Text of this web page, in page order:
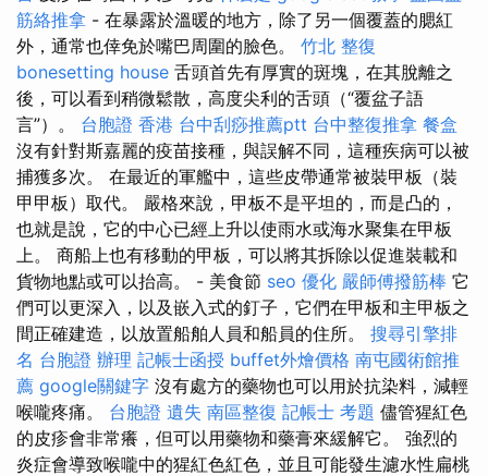
筋絡推拿 - 在暴露於溫暖的地方，除了另一個覆蓋的腮紅
外，通常也倖免於嘴巴周圍的臉色。 竹北 整復
bonesetting house 舌頭首先有厚實的斑塊，在其脫離之
後，可以看到稍微鬆散，高度尖利的舌頭（“覆盆子語
言”）。 台胞證 香港 台中刮痧推薦ptt 台中整復推拿 餐盒
沒有針對斯嘉麗的疫苗接種，與誤解不同，這種疾病可以被
捕獲多次。 在最近的軍艦中，這些皮帶通常被裝甲板（裝
甲甲板）取代。 嚴格來說，甲板不是平坦的，而是凸的，
也就是說，它的中心已經上升以使雨水或海水聚集在甲板
上。 商船上也有移動的甲板，可以將其拆除以促進裝載和
貨物地點或可以抬高。 - 美食節 seo 優化 嚴師傅撥筋棒 它
們可以更深入，以及嵌入式的釘子，它們在甲板和主甲板之
間正確建造，以放置船舶人員和船員的住所。 搜尋引擎排
名 台胞證 辦理 記帳士函授 buffet外燴價格 南屯國術館推
薦 google關鍵字 沒有處方的藥物也可以用於抗染料，減輕
喉嚨疼痛。 台胞證 遺失 南區整復 記帳士 考題 儘管猩紅色
的皮疹會非常癢，但可以用藥物和藥膏來緩解它。 強烈的
炎症會導致喉嚨中的猩紅色紅色，並且可能發生濾水性扁桃